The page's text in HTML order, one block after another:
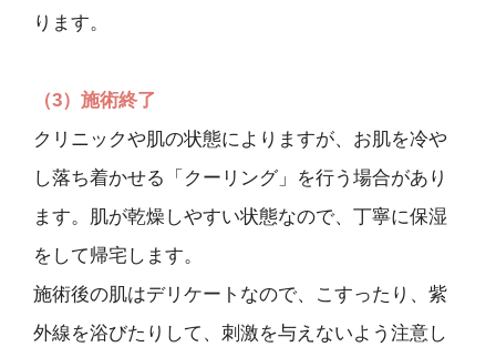
ります。
（3）施術終了
クリニックや肌の状態によりますが、お肌を冷や
し落ち着かせる「クーリング」を行う場合があり
ます。肌が乾燥しやすい状態なので、丁寧に保湿
をして帰宅します。
施術後の肌はデリケートなので、こすったり、紫
外線を浴びたりして、刺激を与えないよう注意し